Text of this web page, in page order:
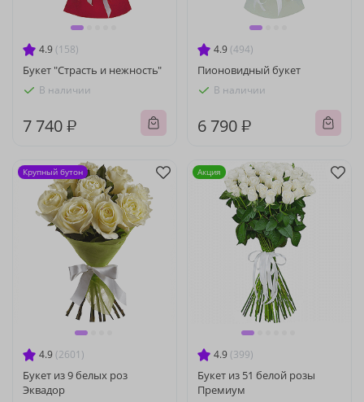
4.9 (158)
Букет "Страсть и нежность"
В наличии
7 740 ₽
4.9 (494)
Пионовидный букет
В наличии
6 790 ₽
4.9 (2601)
Букет из 9 белых роз
Эквадор
Крупный бутон
4.9 (399)
Букет из 51 белой розы
Премиум
Акция